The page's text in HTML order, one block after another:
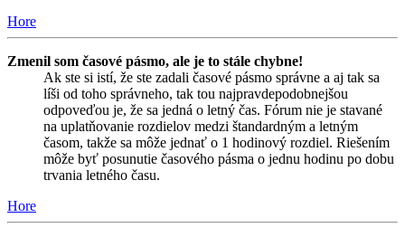
Hore
Zmenil som časové pásmo, ale je to stále chybne!
Ak ste si istí, že ste zadali časové pásmo správne a aj tak sa
líši od toho správneho, tak tou najpravdepodobnejšou
odpoveďou je, že sa jedná o letný čas. Fórum nie je stavané
na uplatňovanie rozdielov medzi štandardným a letným
časom, takže sa môže jednať o 1 hodinový rozdiel. Riešením
môže byť posunutie časového pásma o jednu hodinu po dobu
trvania letného času.
Hore